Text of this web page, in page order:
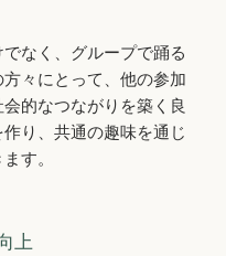
なく、グループで踊る
々にとって、他の参加
的なつながりを築く良
り、共通の趣味を通じ
す。
上